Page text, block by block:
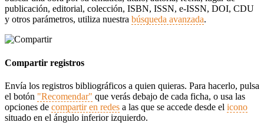
publicación, editorial, colección, ISBN, ISSN, e-ISSN, DOI, CDU
y otros parámetros, utiliza nuestra búsqueda avanzada.
Compartir registros
Envía los registros bibliográficos a quien quieras. Para hacerlo, pulsa
el botón "Recomendar" que verás debajo de cada ficha, o usa las
opciones de compartir en redes a las que se accede desde el icono
situado en el ángulo inferior izquierdo.